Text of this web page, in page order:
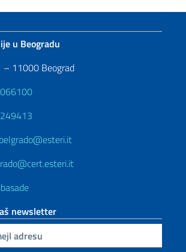
u Beogradu
– 11000 Beograd
newsletter